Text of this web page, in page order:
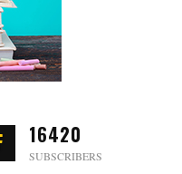
16420
SUBSCRIBERS